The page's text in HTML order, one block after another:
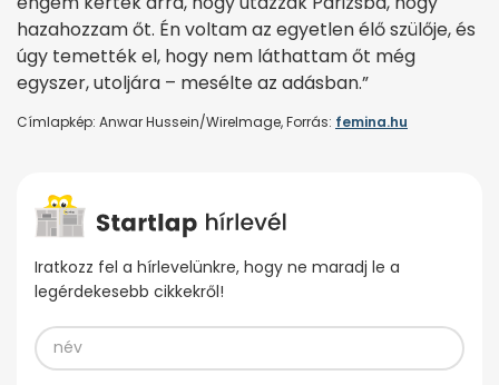
hazahozzam őt. Én voltam az egyetlen élő szülője, és
úgy temették el, hogy nem láthattam őt még
egyszer, utoljára – mesélte az adásban.”
Címlapkép: Anwar Hussein/WireImage, Forrás: femina.hu
Iratkozz fel a hírlevelünkre, hogy ne maradj le a
legérdekesebb cikkekről!